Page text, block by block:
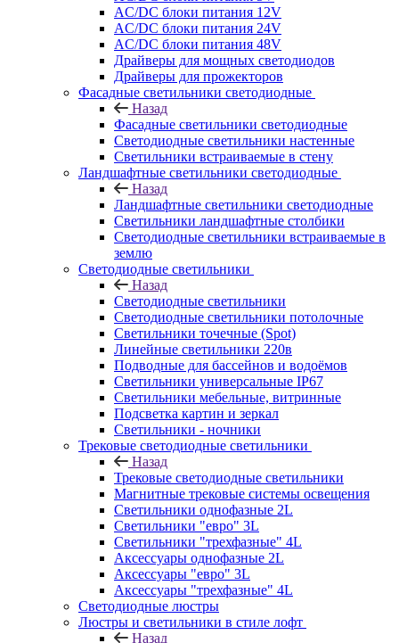
AC/DC блоки питания 12V
AC/DC блоки питания 24V
AC/DC блоки питания 48V
Драйверы для мощных светодиодов
Драйверы для прожекторов
Фасадные светильники светодиодные
Назад
Фасадные светильники светодиодные
Светодиодные светильники настенные
Светильники встраиваемые в стену
Ландшафтные светильники светодиодные
Назад
Ландшафтные светильники светодиодные
Светильники ландшафтные столбики
Светодиодные светильники встраиваемые в
землю
Светодиодные светильники
Назад
Светодиодные светильники
Светодиодные светильники потолочные
Светильники точечные (Spot)
Линейные светильники 220в
Подводные для бассейнов и водоёмов
Светильники универсальные IP67
Светильники мебельные, витринные
Подсветка картин и зеркал
Светильники - ночники
Трековые светодиодные светильники
Назад
Трековые светодиодные светильники
Магнитные трековые системы освещения
Светильники однофазные 2L
Светильники "евро" 3L
Светильники "трехфазные" 4L
Аксессуары однофазные 2L
Аксессуары "евро" 3L
Аксессуары "трехфазные" 4L
Светодиодные люстры
Люстры и светильники в стиле лофт
Назад